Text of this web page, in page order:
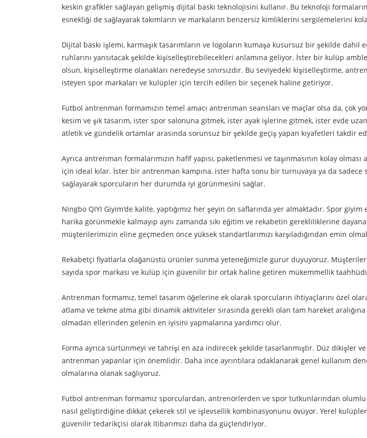
keskin grafikler sağlayan gelişmiş dijital baskı teknolojisini kullanır. Bu teknoloji
esnekliği de sağlayarak takımların ve markaların benzersiz kimliklerini sergilemelerini
Dijital baskı işlemi, karmaşık tasarımların ve logoların kumaşa kusursuz bir şekilde dahil
ruhlarını yansıtacak şekilde kişiselleştirebilecekleri anlamına geliyor. İster bir kulüp
olsun, kişiselleştirme olanakları neredeyse sınırsızdır. Bu seviyedeki kişiselleştirme,
isteyen spor markaları ve kulüpler için tercih edilen bir seçenek haline getiriyor.
Futbol antrenman formamızın temel amacı antrenman seansları ve maçlar olsa da, çok
kesim ve şık tasarım, ister spor salonuna gitmek, ister ayak işlerine gitmek, ister evde
atletik ve gündelik ortamlar arasında sorunsuz bir şekilde geçiş yapan kıyafetleri takdir
Ayrıca antrenman formalarımızın hafif yapısı, paketlenmesi ve taşınmasının kolay
için ideal kılar. İster bir antrenman kampına, ister hafta sonu bir turnuvaya ya da sadece
sağlayarak sporcuların her durumda iyi görünmesini sağlar.
Ningbo QIYI Giyim'de kalite, yaptığımız her şeyin ön saflarında yer almaktadır. Spor
harika görünmekle kalmayıp aynı zamanda sıkı eğitim ve rekabetin gerekliliklerine
müşterilerimizin eline geçmeden önce yüksek standartlarımızı karşıladığından emin
Rekabetçi fiyatlarla olağanüstü ürünler sunma yeteneğimizle gurur duyuyoruz.
sayıda spor markası ve kulüp için güvenilir bir ortak haline getiren mükemmellik
Antrenman formamız, temel tasarım öğelerine ek olarak sporcuların ihtiyaçlarını özel
atlama ve tekme atma gibi dinamik aktiviteler sırasında gerekli olan tam hareket
olmadan ellerinden gelenin en iyisini yapmalarına yardımcı olur.
Forma ayrıca sürtünmeyi ve tahrişi en aza indirecek şekilde tasarlanmıştır. Düz
antrenman yapanlar için önemlidir. Daha ince ayrıntılara odaklanarak genel kullanım
olmalarına olanak sağlıyoruz.
Futbol antrenman formamız sporculardan, antrenörlerden ve spor tutkunlarından
nasıl geliştirdiğine dikkat çekerek stil ve işlevsellik kombinasyonunu övüyor. Yerel
güvenilir tedarikçisi olarak itibarımızı daha da güçlendiriyor.